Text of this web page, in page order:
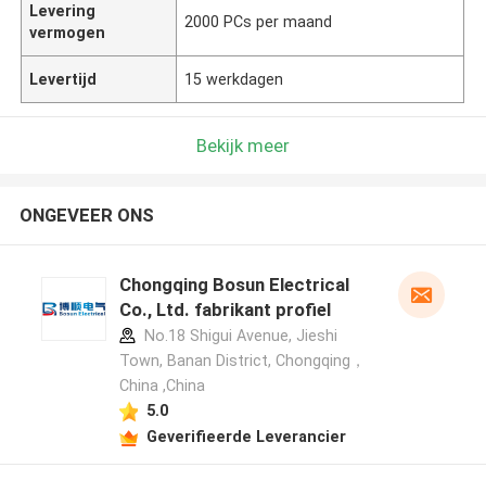
Levering
vermogen
2000 PCs per maand
Levertijd 15 werkdagen
Bekijk meer
ONGEVEER ONS
Chongqing Bosun Electrical
Co., Ltd. fabrikant profiel
No.18 Shigui Avenue, Jieshi
Town, Banan District, Chongqing，
China ,China
5.0
Geverifieerde Leverancier